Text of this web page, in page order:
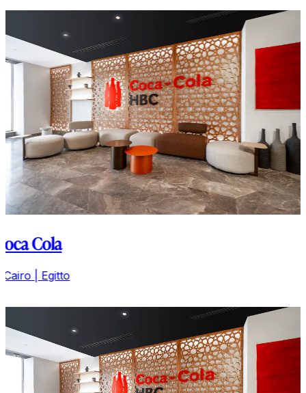
Coca Cola
Il Cairo | Egitto